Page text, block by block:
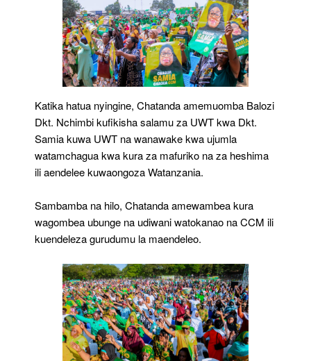
Katika hatua nyingine, Chatanda amemuomba Balozi
Dkt. Nchimbi kufikisha salamu za UWT kwa Dkt.
Samia kuwa UWT na wanawake kwa ujumla
watamchagua kwa kura za mafuriko na za heshima
ili aendelee kuwaongoza Watanzania.
Sambamba na hilo, Chatanda amewambea kura
wagombea ubunge na udiwani watokanao na CCM ili
kuendeleza gurudumu la maendeleo.